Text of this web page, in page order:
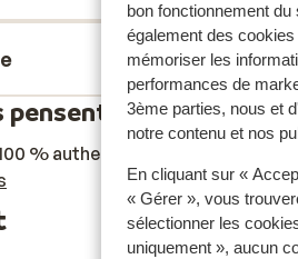
bon fonctionnement
également des
mémoriser les
performances de
3ème parties, nous et
notre contenu et nos
En cliquant sur «
« Gérer », vous
sélectionner les
uniquement », aucun
pensent
% authentiques qui reflètent